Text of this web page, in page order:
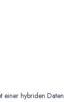
einer hybriden Daten